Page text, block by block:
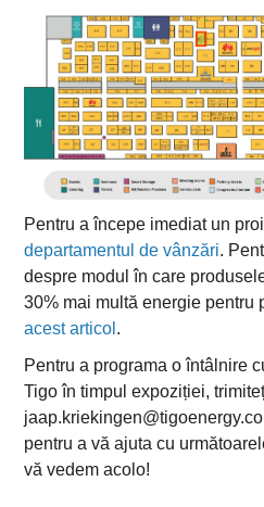
Pentru a începe imediat un
departamentul de vânzări.
despre modul în care
30% mai multă energie pentru
acest articol .
Pentru a programa o întâlnire
Tigo în timpul expoziției,
pentru a vă ajuta cu
vă vedem acolo!